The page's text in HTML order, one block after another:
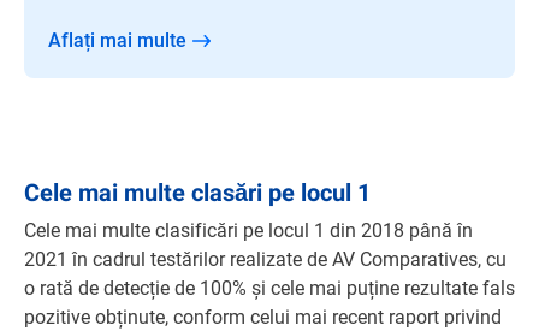
Aflați mai multe
Cele mai multe clasări pe locul 1
Cele mai multe clasificări pe locul 1 din 2018 până în
2021 în cadrul testărilor realizate de AV Comparatives, cu
o rată de detecție de 100% și cele mai puține rezultate fals
pozitive obținute, conform celui mai recent raport privind